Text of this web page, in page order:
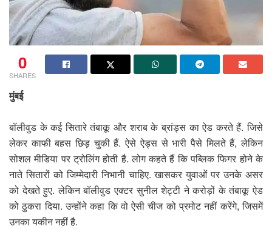
0
SHARES
मुंबई
बॉलीवुड के कई सितारे तंबाकू और शराब के ब्रांड्स का ऐड करते हैं. जिसे
लेकर काफी बहस छिड़ चुकी हैं. ऐसे ऐड्स से भारी पैसे मिलते हैं, लेकिन
सोशल मीडिया पर ट्रोलिंग होती है. लोग कहते हैं कि पब्लिक फिगर होने के
नाते सितारों को जिम्मेदारी निभानी चाहिए. खासकर युवाओं पर उनके असर
को देखते हुए. लेकिन बॉलीवुड एक्टर सुनील शेट्टी ने करोड़ों के तंबाकू ऐड
को ठुकरा दिया. उन्होंने कहा कि वो ऐसी चीज को प्रमोट नहीं करेंगे, जिसमें
उनका यकीन नहीं है.